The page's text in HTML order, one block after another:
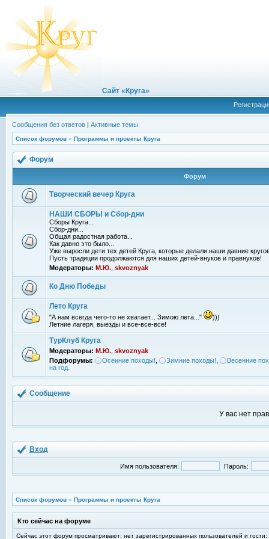
Сайт «Круга»
Сообщения без ответов | Активные темы
Список форумов » Программы и проекты Круга
Форум
Форум
Творческий вечер Круга
НАШИ СБОРЫ и Сбор-дни
Сборы Круга...
Сбор-дни...
Общая радостная работа...
Как давно это было...
Уже выросли дети тех детей Круга, которые делали наши давние
Пусть традиции продолжаются для наших детей-внуков и правнуков!
Модераторы: М.Ю. skvoznyak
Ко Дню Победы
Лето Круга
"А нам всегда чего-то не хватает... Зимою лета..."
)))
Летние лагеря, выезды и все-все-все!
ТурКлуб Круга
Модераторы: М.Ю. skvoznyak
Подфорумы:
Осенние походы! Зимние походы!
Весенние
на год.
Сообщение
У вас нет
Вход
Имя пользователя: Пароль:
Список форумов » Программы и проекты Круга
Кто сейчас на форуме
Сейчас этот форум просматривают: нет зарегистрированных пользователей и гости: